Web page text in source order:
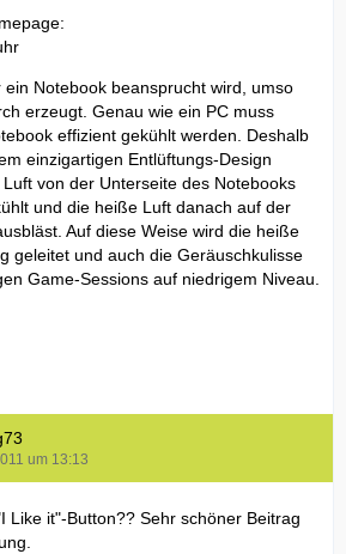
Notebook beansprucht wird, umso
erzeugt. Genau wie ein PC muss
effizient gekühlt werden. Deshalb
einzigartigen Entlüftungs-Design
von der Unterseite des Notebooks
und die heiße Luft danach auf der
Auf diese Weise wird die heiße
geleitet und auch die Geräuschkulisse
Game-Sessions auf niedrigem Niveau.
um 13:13
Like it"-Button?? Sehr schöner Beitrag